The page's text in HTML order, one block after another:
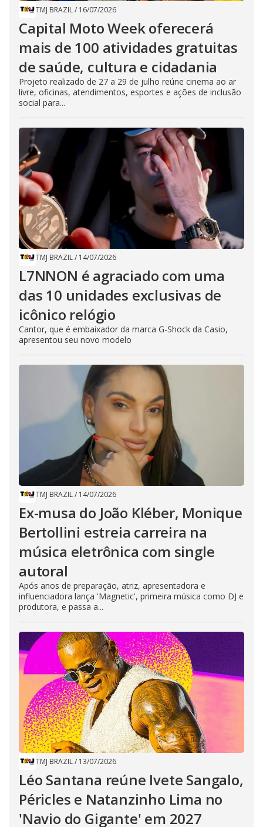
TMJ BRAZIL/ 16/07/2026
Capital Moto Week oferecerá
mais de 100 atividades gratuitas
de saúde, cultura e cidadania
Projeto realizado de 27 a 29 de julho reúne cinema ao ar
livre, oficinas, atendimentos, esportes e ações de inclusão
social para...
TMJ BRAZIL/ 14/07/2026
L7NNON é agraciado com uma
das 10 unidades exclusivas de
icônico relógio
Cantor, que é embaixador da marca G-Shock da Casio,
apresentou seu novo modelo
TMJ BRAZIL/ 14/07/2026
Ex-musa do João Kléber, Monique
Bertollini estreia carreira na
música eletrônica com single
autoral
Após anos de preparação, atriz, apresentadora e
influenciadora lança 'Magnetic', primeira música como DJ e
produtora, e passa a...
TMJ BRAZIL/ 13/07/2026
Léo Santana reúne Ivete Sangalo,
Péricles e Natanzinho Lima no
'Navio do Gigante' em 2027